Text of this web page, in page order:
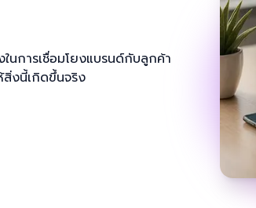
นการเชื่อมโยงแบรนด์กับลูกค้า
งนี้เกิดขึ้นจริง